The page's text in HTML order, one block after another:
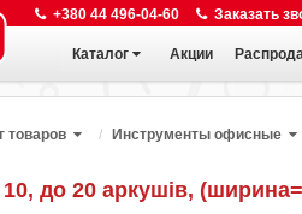
+380 44 496-04-60 Заказать
Каталог Акции
товаров Инструменты офисные
до 20 аркушів,